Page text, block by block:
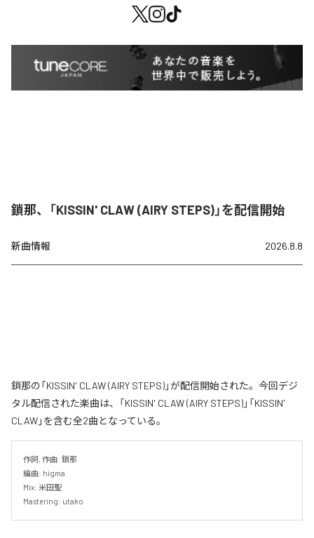
鎖那、「KISSIN' CLAW (AIRY STEPS)」を配信開始
新曲情報 2026.8.8
鎖那の「KISSIN' CLAW (AIRY STEPS)」が配信開始された。今回デジ
タル配信された楽曲は、「KISSIN' CLAW (AIRY STEPS)」「KISSIN'
CLAW」を含む全2曲となっている。
作詞, 作曲: 鎖那
編曲: higma
Mix: 米田聖
Mastering: utako